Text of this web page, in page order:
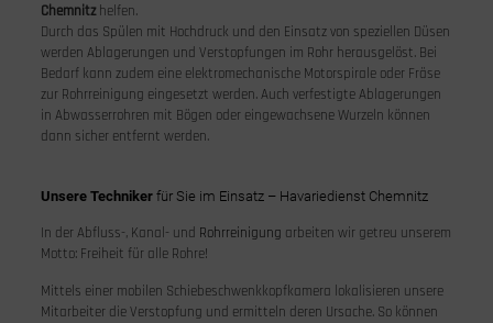
Chemnitzhelfen.
Durch das Spülen mit Hochdruck und den Einsatz von speziellen Düsen
werden Ablagerungen und Verstopfungen im Rohr herausgelöst. Bei
Bedarf kann zudem eine elektromechanische Motorspirale oder Fräse
zur Rohrreinigung eingesetzt werden. Auch verfestigte Ablagerungen
in Abwasserrohren mit Bögen oder eingewachsene Wurzeln können
dann sicher entfernt werden.
Unsere Technikerfür Sie im Einsatz – Havariedienst Chemnitz
In der Abfluss-, Kanal- und Rohrreinigung arbeiten wir getreu unserem
Motto: Freiheit für alle Rohre!
Mittels einer mobilen Schiebeschwenkkopfkamera lokalisieren unsere
Mitarbeiter die Verstopfung und ermitteln deren Ursache. So können